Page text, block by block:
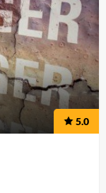
5.0